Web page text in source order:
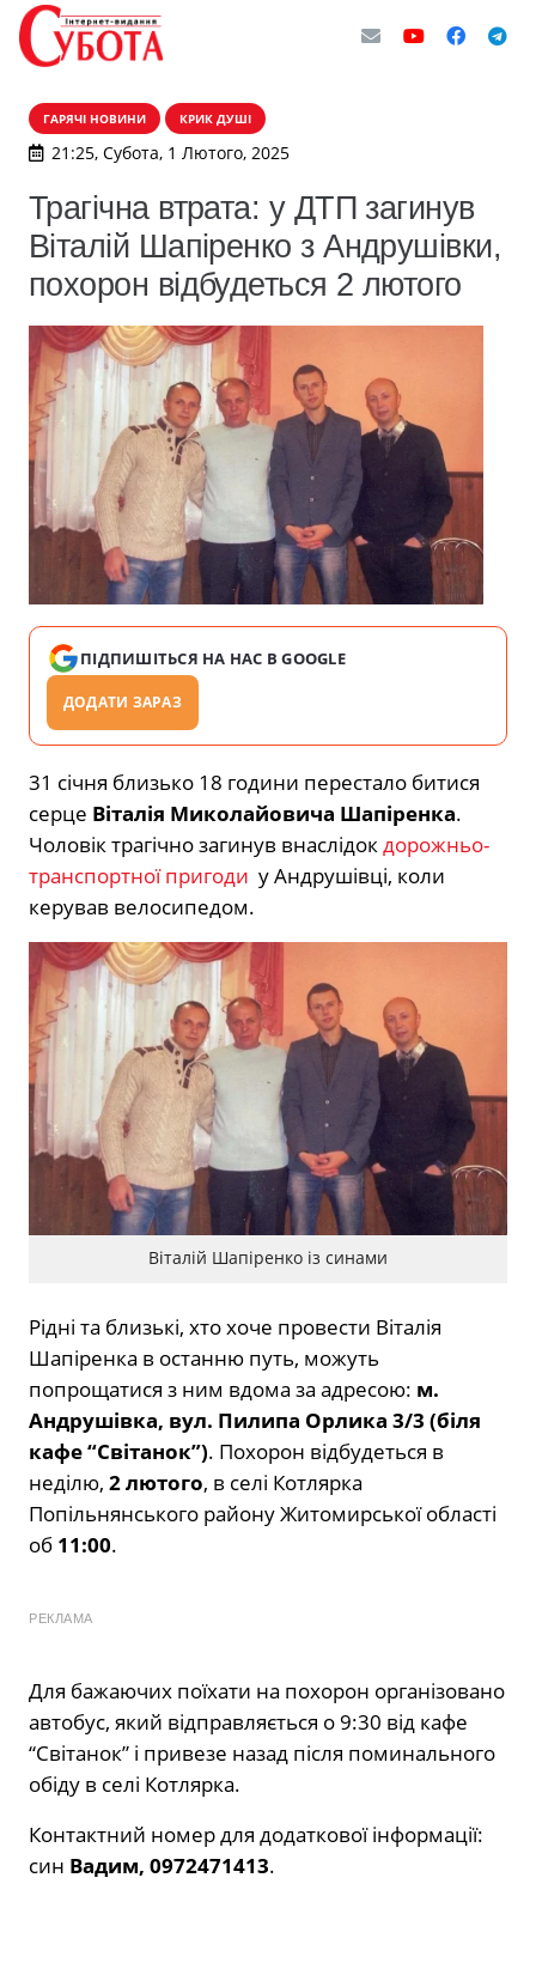
ГАРЯЧІ НОВИНИ КРИК ДУШІ
21:25, Субота, 1 Лютого, 2025
Трагічна втрата: у ДТП загинув
Віталій Шапіренко з Андрушівки,
похорон відбудеться 2 лютого
ПІДПИШІТЬСЯ НА НАС В GOOGLE
ДОДАТИ ЗАРАЗ
31 січня близько 18 години перестало битися
серце Віталія Миколайовича Шапіренка.
Чоловік трагічно загинув внаслідокдорожньо-
транспортної пригоди у Андрушівці, коли
керував велосипедом.
Віталій Шапіренко із синами
Рідні та близькі, хто хоче провести Віталія
Шапіренка в останню путь, можуть
попрощатися з ним вдома за адресою: м.
Андрушівка, вул. Пилипа Орлика 3/3 (біля
кафе “Світанок”). Похорон відбудеться в
неділю, 2 лютого, в селі Котлярка
Попільнянського району Житомирської області
об 11:00.
РЕКЛАМА
Для бажаючих поїхати на похорон організовано
автобус, який відправляється о 9:30 від кафе
“Світанок” і привезе назад після поминального
обіду в селі Котлярка.
Контактний номер для додаткової інформації:
син Вадим, 0972471413.